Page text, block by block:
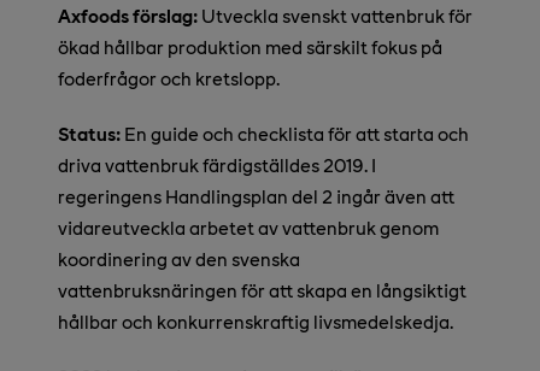
Axfoods förslag: Utveckla svenskt vattenbruk för
ökad hållbar produktion med särskilt fokus på
foderfrågor och kretslopp.
Status: En guide och checklista för att starta och
driva vattenbruk färdigställdes 2019. I
regeringens Handlingsplan del 2 ingår även att
vidareutveckla arbetet av vattenbruk genom
koordinering av den svenska
vattenbruksnäringen för att skapa en långsiktigt
hållbar och konkurrenskraftig livsmedelskedja.